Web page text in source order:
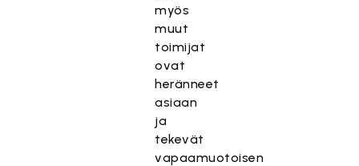
myös
muut
toimijat
ovat
heränneet
asiaan
ja
tekevät
vapaamuotoisen